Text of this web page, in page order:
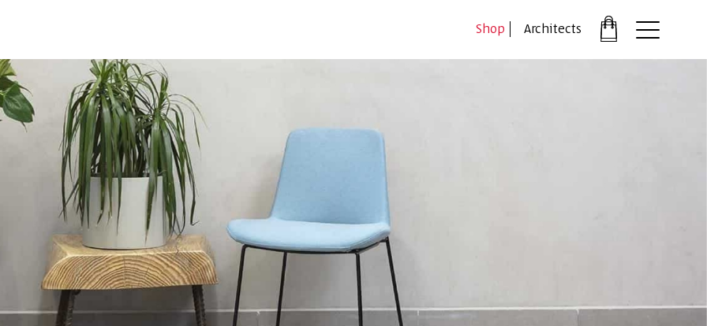
Shop Architectsפתיחת
אין מוצרים בעגלה
כבר רשומים?
*יש להזין את המספר הטלפון הנייד שלך ונשלח לך קוד אימות
חדש/
דאגנו לכם ליצירת
פרטיכם ותוכלו
להרשמה